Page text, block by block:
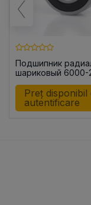
Подшипник
шариковый 6000-
Preț disponibil
autentificare